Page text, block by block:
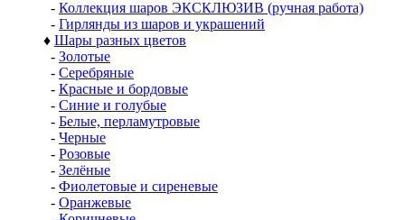
- Коллекция шаров ЭКСКЛЮЗИВ (ручная работа)
- Гирлянды из шаров и украшений
♦ Шары разных цветов
- Золотые
- Серебряные
- Красные и бордовые
- Синие и голубые
- Белые, перламутровые
- Черные
- Розовые
- Зелёные
- Фиолетовые и сиреневые
- Оранжевые